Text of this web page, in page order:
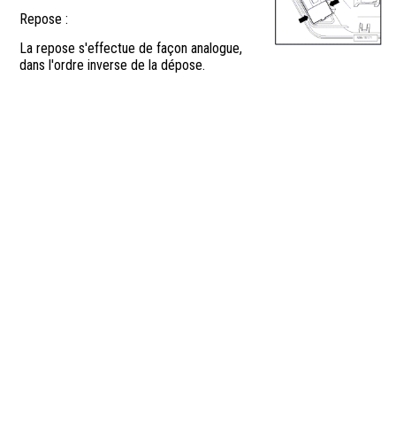
Repose :
La repose s'effectue de façon analogue,
dans l'ordre inverse de la dépose.